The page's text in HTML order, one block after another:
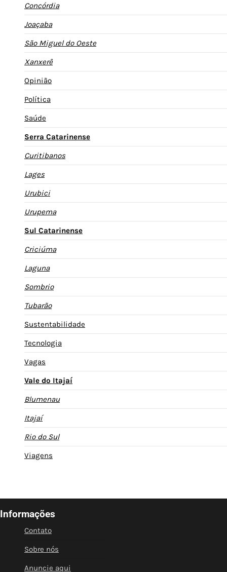
Concórdia
Joaçaba
São Miguel do Oeste
Xanxerê
Opinião
Política
Saúde
Serra Catarinense
Curitibanos
Lages
Urubici
Urupema
Sul Catarinense
Criciúma
Laguna
Sombrio
Tubarão
Sustentabilidade
Tecnologia
Vagas
Vale do Itajaí
Blumenau
Itajaí
Rio do Sul
Viagens
Informações
Contato
Sobre nós
Anuncie aqui